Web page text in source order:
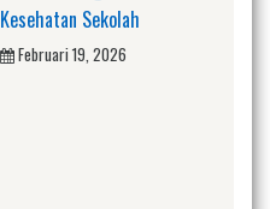
Kesehatan Sekolah
Februari 19, 2026